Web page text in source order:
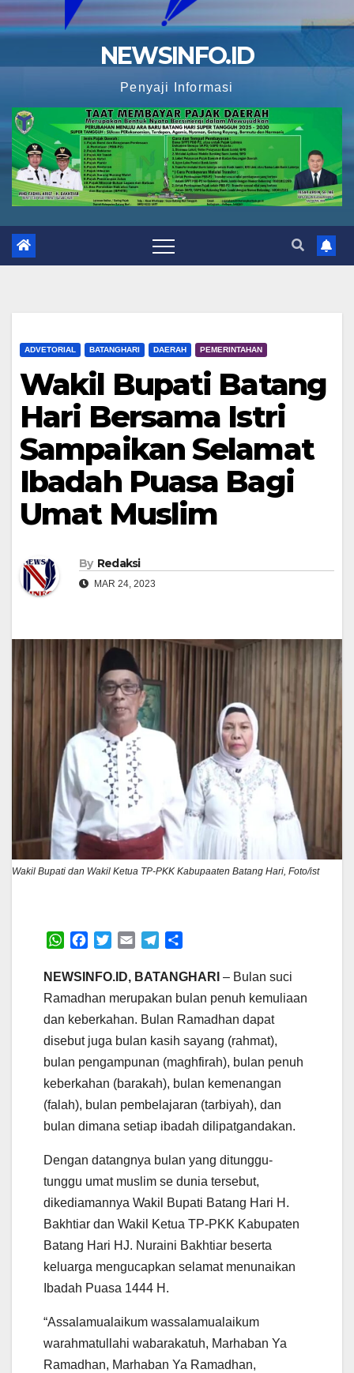
NEWSINFO.ID
Penyaji Informasi
ADVETORIAL BATANGHARI DAERAH PEMERINTAHAN
Wakil Bupati Batang
Hari Bersama Istri
Sampaikan Selamat
Ibadah Puasa Bagi
Umat Muslim
By Redaksi
MAR 24, 2023
Wakil Bupati dan Wakil Ketua TP-PKK Kabupaaten Batang Hari, Foto/ist
W
a
A
p
p
c
o
o
k
i
e
r
a
l
r
a
m
a
NEWSINFO.ID, BATANGHARI – Bulan suci
Ramadhan merupakan bulan penuh kemuliaan
dan keberkahan. Bulan Ramadhan dapat
disebut juga bulan kasih sayang (rahmat),
bulan pengampunan (maghfirah), bulan penuh
keberkahan (barakah), bulan kemenangan
(falah), bulan pembelajaran (tarbiyah), dan
bulan dimana setiap ibadah dilipatgandakan.
Dengan datangnya bulan yang ditunggu-
tunggu umat muslim se dunia tersebut,
dikediamannya Wakil Bupati Batang Hari H.
Bakhtiar dan Wakil Ketua TP-PKK Kabupaten
Batang Hari HJ. Nuraini Bakhtiar beserta
keluarga mengucapkan selamat menunaikan
Ibadah Puasa 1444 H.
“Assalamualaikum wassalamualaikum
warahmatullahi wabarakatuh, Marhaban Ya
Ramadhan, Marhaban Ya Ramadhan,